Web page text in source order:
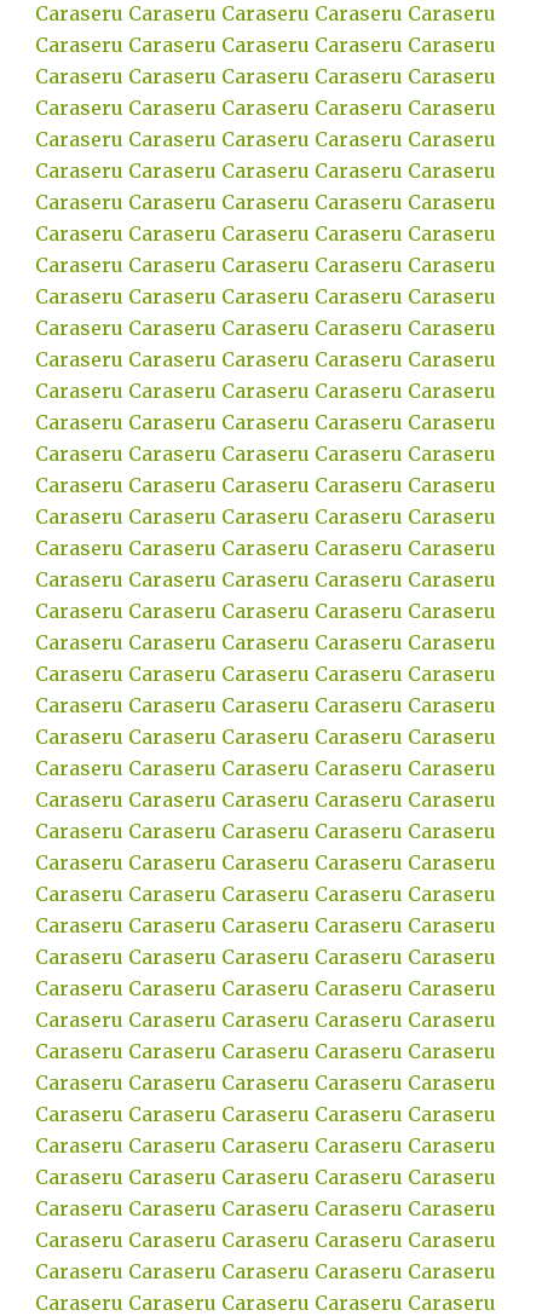
Caraseru Caraseru Caraseru Caraseru Caraseru
Caraseru Caraseru Caraseru Caraseru Caraseru
Caraseru Caraseru Caraseru Caraseru Caraseru
Caraseru Caraseru Caraseru Caraseru Caraseru
Caraseru Caraseru Caraseru Caraseru Caraseru
Caraseru Caraseru Caraseru Caraseru Caraseru
Caraseru Caraseru Caraseru Caraseru Caraseru
Caraseru Caraseru Caraseru Caraseru Caraseru
Caraseru Caraseru Caraseru Caraseru Caraseru
Caraseru Caraseru Caraseru Caraseru Caraseru
Caraseru Caraseru Caraseru Caraseru Caraseru
Caraseru Caraseru Caraseru Caraseru Caraseru
Caraseru Caraseru Caraseru Caraseru Caraseru
Caraseru Caraseru Caraseru Caraseru Caraseru
Caraseru Caraseru Caraseru Caraseru Caraseru
Caraseru Caraseru Caraseru Caraseru Caraseru
Caraseru Caraseru Caraseru Caraseru Caraseru
Caraseru Caraseru Caraseru Caraseru Caraseru
Caraseru Caraseru Caraseru Caraseru Caraseru
Caraseru Caraseru Caraseru Caraseru Caraseru
Caraseru Caraseru Caraseru Caraseru Caraseru
Caraseru Caraseru Caraseru Caraseru Caraseru
Caraseru Caraseru Caraseru Caraseru Caraseru
Caraseru Caraseru Caraseru Caraseru Caraseru
Caraseru Caraseru Caraseru Caraseru Caraseru
Caraseru Caraseru Caraseru Caraseru Caraseru
Caraseru Caraseru Caraseru Caraseru Caraseru
Caraseru Caraseru Caraseru Caraseru Caraseru
Caraseru Caraseru Caraseru Caraseru Caraseru
Caraseru Caraseru Caraseru Caraseru Caraseru
Caraseru Caraseru Caraseru Caraseru Caraseru
Caraseru Caraseru Caraseru Caraseru Caraseru
Caraseru Caraseru Caraseru Caraseru Caraseru
Caraseru Caraseru Caraseru Caraseru Caraseru
Caraseru Caraseru Caraseru Caraseru Caraseru
Caraseru Caraseru Caraseru Caraseru Caraseru
Caraseru Caraseru Caraseru Caraseru Caraseru
Caraseru Caraseru Caraseru Caraseru Caraseru
Caraseru Caraseru Caraseru Caraseru Caraseru
Caraseru Caraseru Caraseru Caraseru Caraseru
Caraseru Caraseru Caraseru Caraseru Caraseru
Caraseru Caraseru Caraseru Caraseru Caraseru